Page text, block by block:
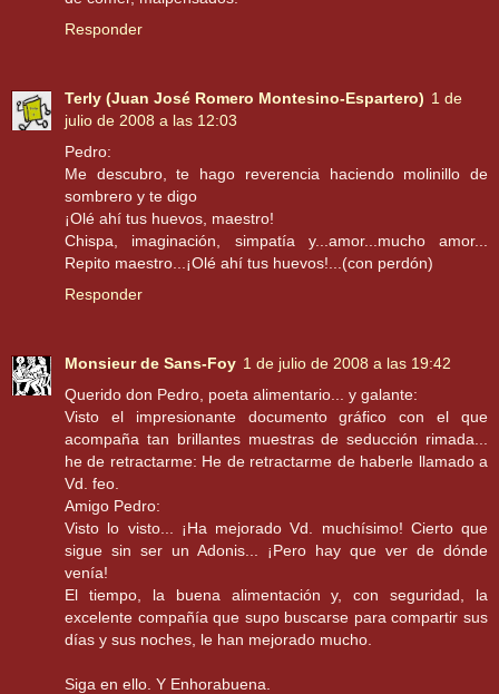
Responder
Terly (Juan José Romero Montesino-Espartero) 1 de
julio de 2008 a las 12:03
Pedro:
Me descubro, te hago reverencia haciendo molinillo de
sombrero y te digo
¡Olé ahí tus huevos, maestro!
Chispa, imaginación, simpatía y...amor...mucho amor...
Repito maestro...¡Olé ahí tus huevos!...(con perdón)
Responder
Monsieur de Sans-Foy 1 de julio de 2008 a las 19:42
Querido don Pedro, poeta alimentario... y galante:
Visto el impresionante documento gráfico con el que
acompaña tan brillantes muestras de seducción rimada...
he de retractarme: He de retractarme de haberle llamado a
Vd. feo.
Amigo Pedro:
Visto lo visto... ¡Ha mejorado Vd. muchísimo! Cierto que
sigue sin ser un Adonis... ¡Pero hay que ver de dónde
venía!
El tiempo, la buena alimentación y, con seguridad, la
excelente compañía que supo buscarse para compartir sus
días y sus noches, le han mejorado mucho.
Siga en ello. Y Enhorabuena.